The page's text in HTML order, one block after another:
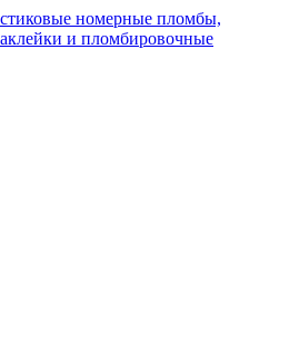
номерные пломбы,
и пломбировочные